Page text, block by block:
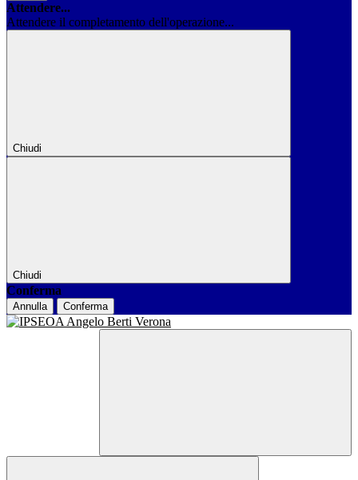
Attendere...
Attendere il completamento dell'operazione...
Chiudi
Chiudi
Conferma
Annulla Conferma